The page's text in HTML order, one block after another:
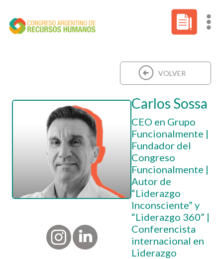
VOLVER
Carlos Sossa
CEO en Grupo
Funcionalmente |
Fundador del
Congreso
Funcionalmente |
Autor de
“Liderazgo
Inconsciente” y
“Liderazgo 360” |
Conferencista
internacional en
Liderazgo